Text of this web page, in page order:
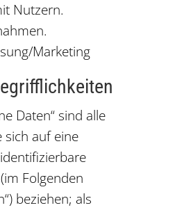
Nutzern.
Marketing
Daten“ sind alle
auf eine
Folgenden
beziehen; als